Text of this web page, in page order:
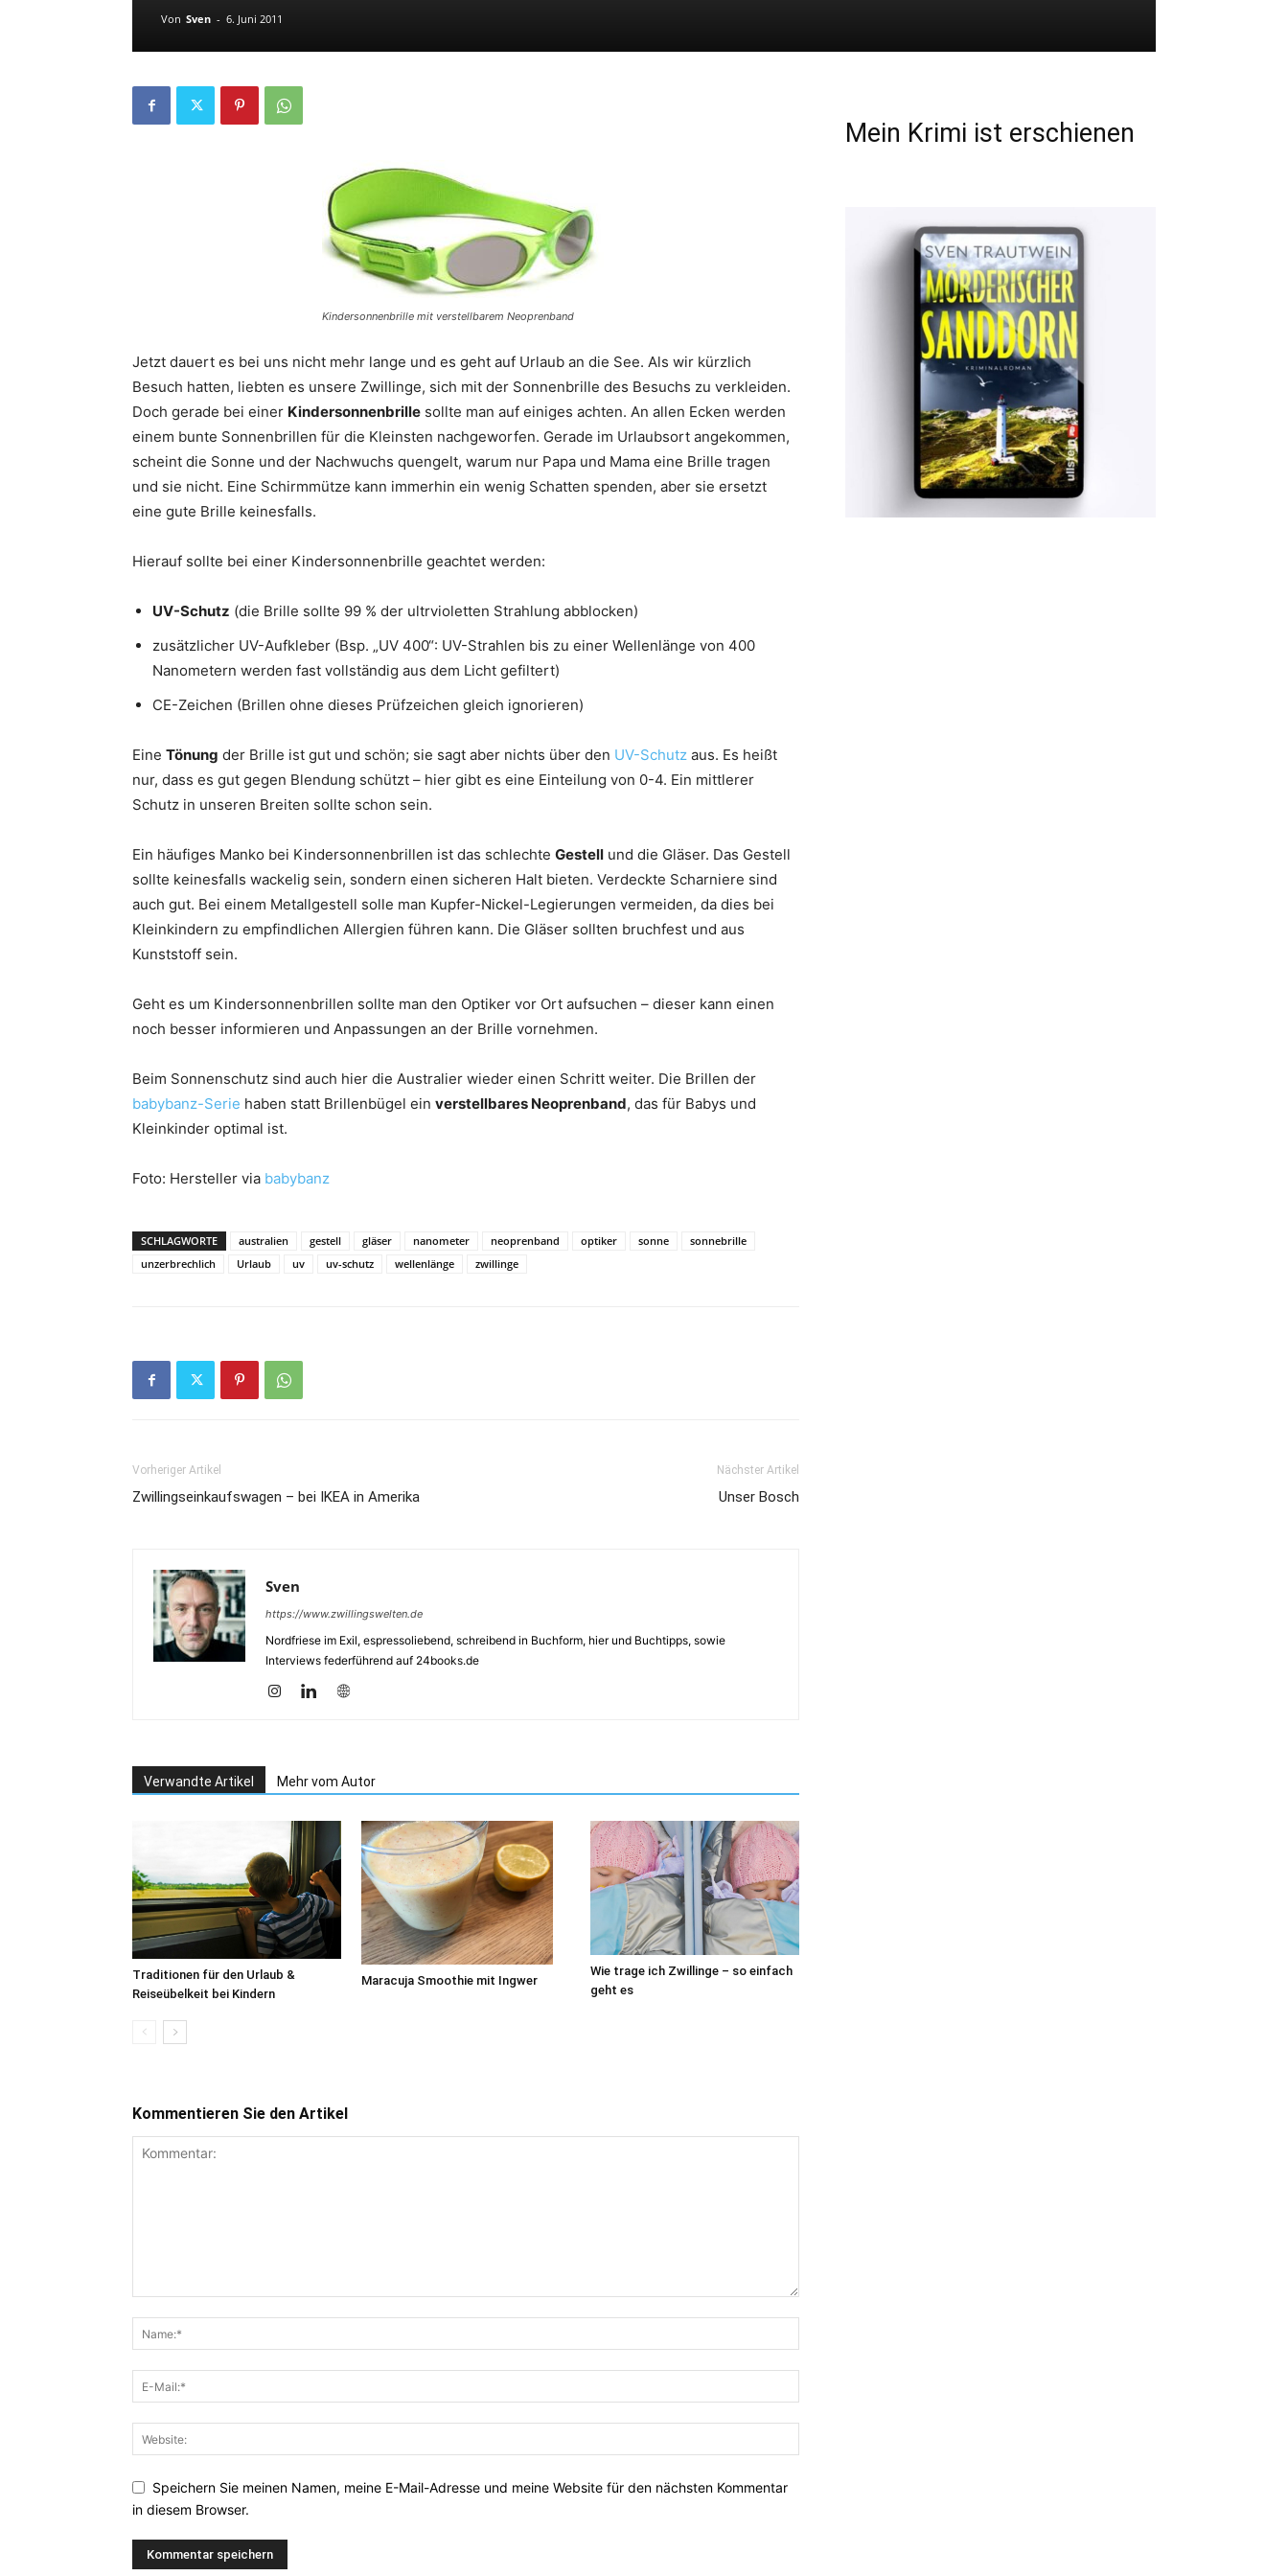
Von Sven - 6. Juni 2011
Kindersonnenbrille mit verstellbarem Neoprenband
Jetzt dauert es bei uns nicht mehr lange und es geht auf Urlaub an die See. Als wir kürzlich
Besuch hatten, liebten es unsere Zwillinge, sich mit der Sonnenbrille des Besuchs zu verkleiden.
Doch gerade bei einer Kindersonnenbrille sollte man auf einiges achten. An allen Ecken werden
einem bunte Sonnenbrillen für die Kleinsten nachgeworfen. Gerade im Urlaubsort angekommen,
scheint die Sonne und der Nachwuchs quengelt, warum nur Papa und Mama eine Brille tragen
und sie nicht. Eine Schirmmütze kann immerhin ein wenig Schatten spenden, aber sie ersetzt
eine gute Brille keinesfalls.
Hierauf sollte bei einer Kindersonnenbrille geachtet werden:
UV-Schutz (die Brille sollte 99 % der ultrvioletten Strahlung abblocken)
zusätzlicher UV-Aufkleber (Bsp. „UV 400“: UV-Strahlen bis zu einer Wellenlänge von 400
Nanometern werden fast vollständig aus dem Licht gefiltert)
CE-Zeichen (Brillen ohne dieses Prüfzeichen gleich ignorieren)
Eine Tönung der Brille ist gut und schön; sie sagt aber nichts über den UV-Schutz aus. Es heißt
nur, dass es gut gegen Blendung schützt – hier gibt es eine Einteilung von 0-4. Ein mittlerer
Schutz in unseren Breiten sollte schon sein.
Ein häufiges Manko bei Kindersonnenbrillen ist das schlechte Gestell und die Gläser. Das Gestell
sollte keinesfalls wackelig sein, sondern einen sicheren Halt bieten. Verdeckte Scharniere sind
auch gut. Bei einem Metallgestell solle man Kupfer-Nickel-Legierungen vermeiden, da dies bei
Kleinkindern zu empfindlichen Allergien führen kann. Die Gläser sollten bruchfest und aus
Kunststoff sein.
Geht es um Kindersonnenbrillen sollte man den Optiker vor Ort aufsuchen – dieser kann einen
noch besser informieren und Anpassungen an der Brille vornehmen.
Beim Sonnenschutz sind auch hier die Australier wieder einen Schritt weiter. Die Brillen der
babybanz-Serie haben statt Brillenbügel ein verstellbares Neoprenband, das für Babys und
Kleinkinder optimal ist.
Foto: Hersteller via babybanz
SCHLAGWORTE australien gestell gläser nanometer neoprenband optiker sonne
sonnebrille
unzerbrechlich
Urlaub uv uv-schutz wellenlänge zwillinge
Vorheriger Artikel
Zwillingseinkaufswagen – bei IKEA in Amerika
Nächster Artikel
Unser Bosch
Sven
https://www.zwillingswelten.de
Nordfriese im Exil, espressoliebend, schreibend in Buchform, hier und Buchtipps, sowie
Interviews federführend auf 24books.de
Verwandte Artikel Mehr vom Autor
Traditionen für den Urlaub &
Reiseübelkeit bei Kindern
Maracuja Smoothie mit Ingwer
Wie trage ich Zwillinge – so einfach
geht es
Kommentieren Sie den Artikel
Speichern Sie meinen Namen, meine E-Mail-Adresse und meine Website für den nächsten Kommentar
in diesem Browser.
Mein Krimi ist erschienen